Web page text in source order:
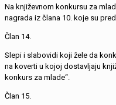
Na književnom konkursu za
nagrada iz člana 10. koje su
Član 14.
Slepi i slabovidi koji žele da
na koverti u kojoj dostavljaju
konkurs za mlade“.
Član 15.